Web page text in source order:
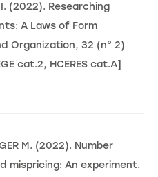
I. (2022). Researching
A Laws of Form
Organization, 32 (n° 2)
cat.2, HCERES cat.A]
M. (2022). Number
mispricing: An experiment.